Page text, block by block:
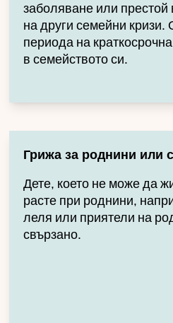
заболяване или престой
на други семейни
периода на
в семейството си.
Грижа за роднини или
Дете, което не може да
расте при роднини,
леля или приятели на
свързано.